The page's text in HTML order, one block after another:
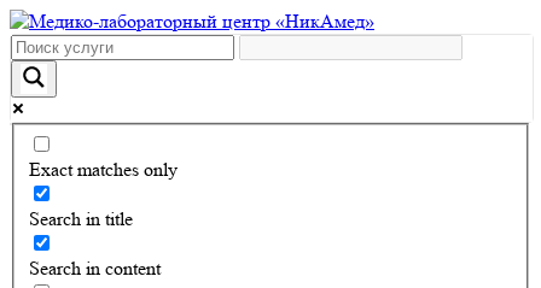
Exact matches only
Search in title
Search in content